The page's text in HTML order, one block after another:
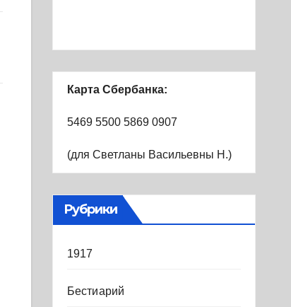
Карта Сбербанка:
5469 5500 5869 0907
(для Светланы Васильевны Н.)
Рубрики
1917
Бестиарий